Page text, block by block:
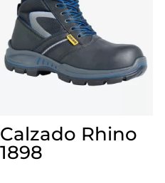
Calzado Rhino
1898